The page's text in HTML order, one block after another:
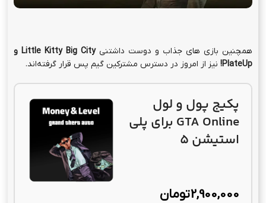
همچنین بازی های جذاب و دوست داشتنیLittle Kitty Big City و
PlateUp! نیز از امروز در دسترس مشترکین گیم پس قرار گرفته‌اند.
پکیج پول و لول
GTA Online برای پلی
استیشن 5
2,900,000تومان